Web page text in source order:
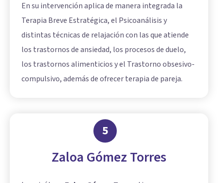
En su intervención aplica de manera integrada la
Terapia Breve Estratégica, el Psicoanálisis y
distintas técnicas de relajación con las que atiende
los trastornos de ansiedad, los procesos de duelo,
los trastornos alimenticios y el Trastorno obsesivo-
compulsivo, además de ofrecer terapia de pareja.
5
Zaloa Gómez Torres